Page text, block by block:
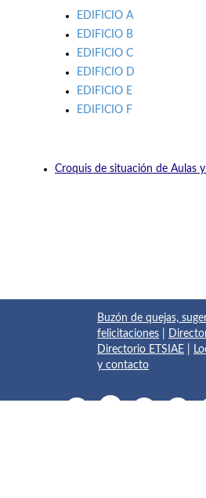
EDIFICIO A
EDIFICIO B
EDIFICIO C
EDIFICIO D
EDIFICIO E
EDIFICIO F
Croquis de situación de Aulas
Buzón de quejas,
felicitaciones
Directorio ETSIAE
y contacto